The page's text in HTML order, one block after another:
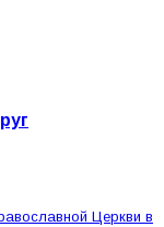
Церкви в